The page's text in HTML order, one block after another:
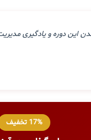
این دوره و
17% تخفیف